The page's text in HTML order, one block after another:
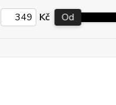
Kč Od